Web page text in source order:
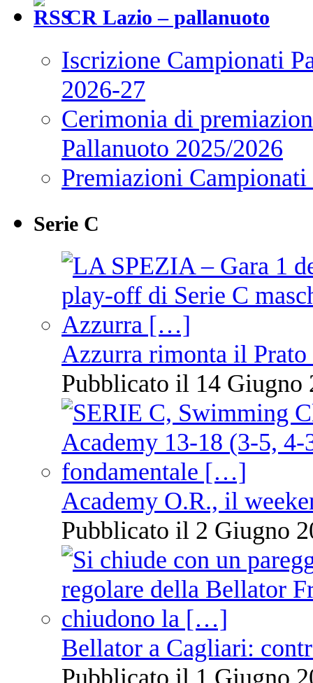
CR Lazio – pallanuoto
Iscrizione Campionati
2026-27
Cerimonia di
Pallanuoto 2025/2026
Premiazioni
Serie C
Azzurra rimonta il Prato
Pubblicato il 14 Giugno
Academy O.R., il
Pubblicato il 2 Giugno
Bellator a Cagliari:
Pubblicato il 1 Giugno